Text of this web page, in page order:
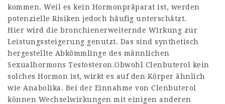
kommen. Weil es kein Hormonpräparat ist, werden
potenzielle Risiken jedoch häufig unterschätzt.
Hier wird die bronchienerweiternde Wirkung zur
Leistungssteigerung genutzt. Das sind synthetisch
hergestellte Abkömmlinge des männlichen
Sexualhormons Testosteron.Obwohl Clenbuterol kein
solches Hormon ist, wirkt es auf den Körper ähnlich
wie Anabolika. Bei der Einnahme von Clenbuterol
können Wechselwirkungen mit einigen anderen